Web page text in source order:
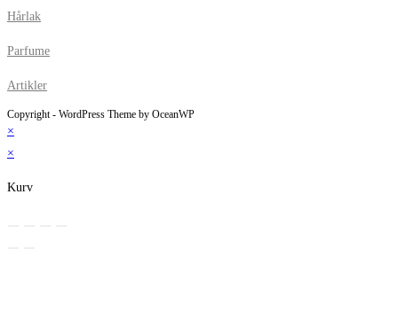
Hårlak
Parfume
Artikler
Copyright - WordPress Theme by OceanWP
×
×
Kurv